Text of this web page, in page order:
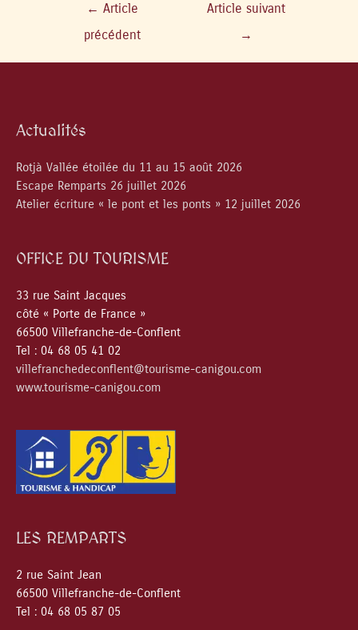
← Article
précédent
Article suivant
→
Actualités
Rotjà Vallée étoilée du 11 au 15 août 2026
Escape Remparts 26 juillet 2026
Atelier écriture « le pont et les ponts » 12 juillet 2026
OFFICE DU TOURISME
33 rue Saint Jacques
côté « Porte de France »
66500 Villefranche-de-Conflent
Tel : 04 68 05 41 02
villefranchedeconflent@tourisme-canigou.com
www.tourisme-canigou.com
LES REMPARTS
2 rue Saint Jean
66500 Villefranche-de-Conflent
Tel : 04 68 05 87 05